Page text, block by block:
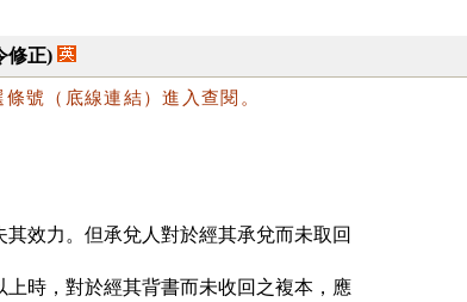
修正)
號（底線連結）進入查閱。
效力。但承兌人對於經其承兌而未取回
時，對於經其背書而未收回之複本，應